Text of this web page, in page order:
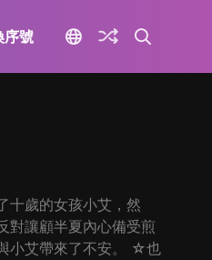
序號
十歲的女孩小艾，然
對讓顧半夏內心備受煎
小艾帶來了不安。 ☆也